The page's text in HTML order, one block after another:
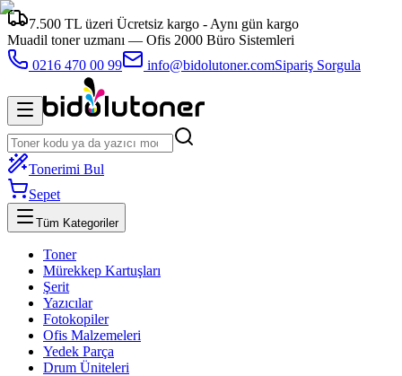
7.500 TL üzeri Ücretsiz kargo - Aynı gün kargo
Muadil toner uzmanı — Ofis 2000 Büro Sistemleri
0216 470 00 99
info@bidolutoner.comSipariş Sorgula
Tonerimi Bul
Sepet
Tüm Kategoriler
Toner
Mürekkep Kartuşları
Şerit
Yazıcılar
Fotokopiler
Ofis Malzemeleri
Yedek Parça
Drum Üniteleri